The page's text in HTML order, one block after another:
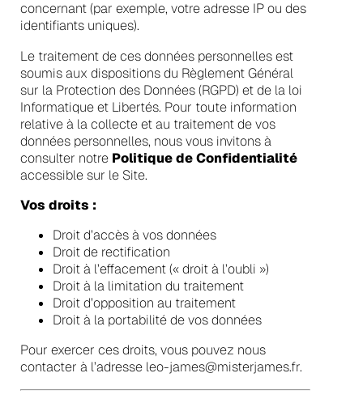
concernant (par exemple, votre adresse IP ou des
identifiants uniques).
Le traitement de ces données personnelles est
soumis aux dispositions du Règlement Général
sur la Protection des Données (RGPD) et de la loi
Informatique et Libertés. Pour toute information
relative à la collecte et au traitement de vos
données personnelles, nous vous invitons à
consulter notre Politique de Confidentialité
accessible sur le Site.
Vos droits :
Droit d’accès à vos données
Droit de rectification
Droit à l’effacement (« droit à l’oubli »)
Droit à la limitation du traitement
Droit d’opposition au traitement
Droit à la portabilité de vos données
Pour exercer ces droits, vous pouvez nous
contacter à l’adresse leo-james@misterjames.fr.